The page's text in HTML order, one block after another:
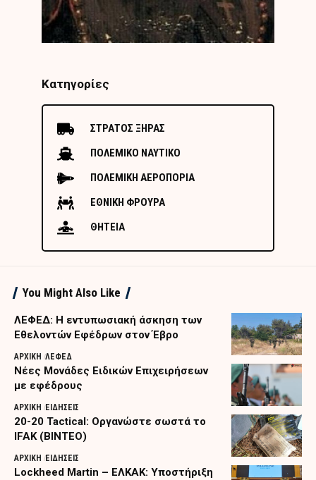
Κατηγορίες
ΣΤΡΑΤΟΣ ΞΗΡΑΣ
ΠΟΛΕΜΙΚΟ ΝΑΥΤΙΚΟ
ΠΟΛΕΜΙΚΗ ΑΕΡΟΠΟΡΙΑ
ΕΘΝΙΚΗ ΦΡΟΥΡΑ
ΘΗΤΕΙΑ
You Might Also Like
ΛΕΦΕΔ: Η εντυπωσιακή άσκηση των
Εθελοντών Εφέδρων στον Έβρο
ΑΡΧΙΚΗ ΛΕΦΕΔ
Nέες Μονάδες Ειδικών Επιχειρήσεων
με εφέδρους
ΑΡΧΙΚΗ ΕΙΔΗΣΕΙΣ
20-20 Tactical: Οργανώστε σωστά το
IFAK (ΒΙΝΤΕΟ)
ΑΡΧΙΚΗ ΕΙΔΗΣΕΙΣ
Lockheed Martin – ΕΛΚΑΚ: Υποστήριξη